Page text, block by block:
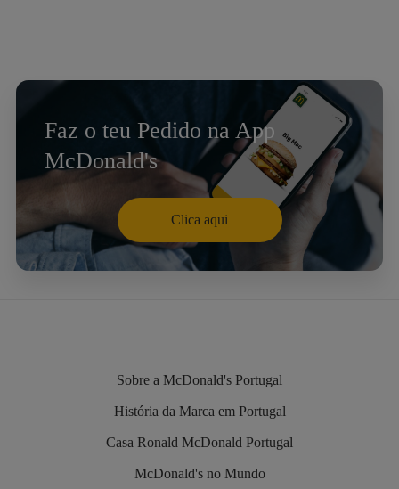
Faz o teu Pedido na App
McDonald's
Clica aqui
Sobre a McDonald's Portugal
História da Marca em Portugal
Casa Ronald McDonald Portugal
McDonald's no Mundo